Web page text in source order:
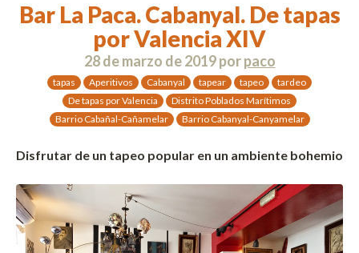
Bar La Paca. Cabanyal. De tapas
por Valencia XIV
28 de marzo de 2019porpaco
tapas Aperitivos Cabanyal tapear tapeo
tardeo
De tapas por Valencia
Distrito Poblados Marítimos
Barrio Cabañal-Cañamelar
Barrio Cabanyal-Canyamelar
Disfrutar de un tapeo popular en un ambiente bohemio